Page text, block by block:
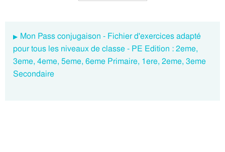
Mon Pass conjugaison - Fichier d'exercices adapté
pour tous les niveaux de classe - PE Edition : 2eme,
3eme, 4eme, 5eme, 6eme Primaire, 1ere, 2eme, 3eme
Secondaire